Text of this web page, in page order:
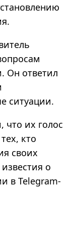
Он ответил
ситуации.
что их голос
кто
своих
о
в Telegram-